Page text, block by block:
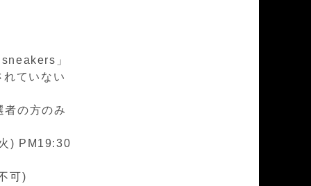
」
ていない
の方のみ
) PM19:30
可)